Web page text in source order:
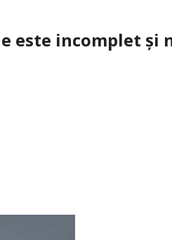
este incomplet și